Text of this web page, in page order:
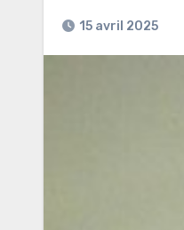
15 avril 2025